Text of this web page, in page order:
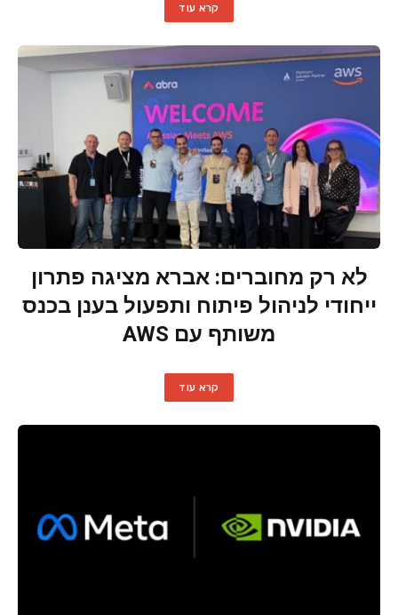
קרא עוד
לא רק מחוברים: אברא מציגה פתרון
ייחודי לניהול פיתוח ותפעול בענן בכנס
משותף עם AWS
קרא עוד